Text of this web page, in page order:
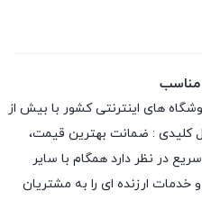
های اینترنتی کشور با بیش از
کلیدی : ضمانت بهترین قیمت،
در نظر دارد همگام با سایر
و خدمات ارزنده ای را به مشتریان